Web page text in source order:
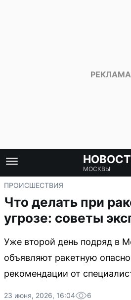
МОСКВЫ
ПРОИСШЕСТВИЯ
Что делать при
угрозе: советы
Уже второй день подряд в
объявляют ракетную
рекомендации от
23 июня, 2026, 16:04 6